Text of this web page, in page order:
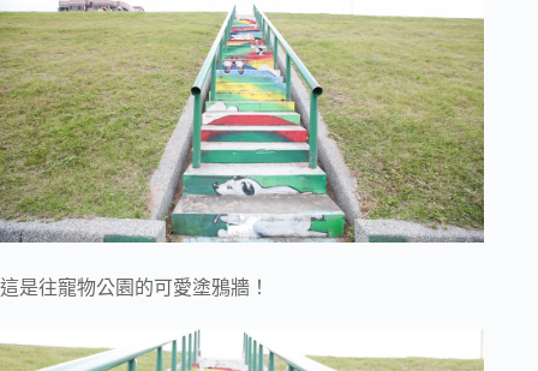
這是往寵物公園的可愛塗鴉牆！